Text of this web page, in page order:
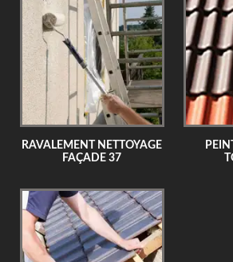
RAVALEMENT NETTOYAGE
FAÇADE 37